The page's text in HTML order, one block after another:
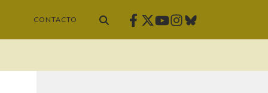
CONTACTO Facebook
Twitter
Youtube
Instagram
Bluesky